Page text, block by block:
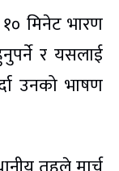
१० मिनेट भारण
र यसलाई
उनको भाषण